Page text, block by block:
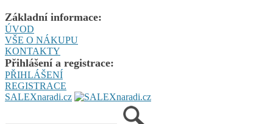
Základní informace:
ÚVOD
VŠE O NÁKUPU
KONTAKTY
Přihlášení a registrace:
PŘIHLÁŠENÍ
REGISTRACE
SALEXnaradi.cz